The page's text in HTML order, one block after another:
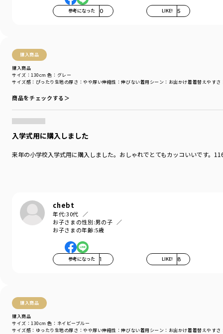
参考になった 0 LIKE! 5
購入商品
購入商品
サイズ感 ：ぴったり 生地の厚さ ：やや厚い伸縮性 ：伸びない着用シーン ：お出かけ着着替えやすさ
サイズ：130cm 色：グレー
商品をチェックする＞
入学式用に購入しました
来年の小学校入学式用に購入しました。おしゃれでとてもカッコいいです。
chebt
年代:30代
お子さまの性別:男の子
お子さまの年齢:5歳
参考になった 1 LIKE! 8
購入商品
購入商品
サイズ感 ：ゆったり 生地の厚さ ：やや厚い伸縮性 ：伸びない着用シーン ：お出かけ着着替えやすさ
サイズ：130cm 色：ネイビーブルー